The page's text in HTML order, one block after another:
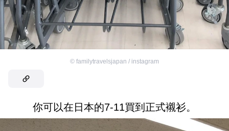
© familytravelsjapan / instagram
你可以在日本的7-11買到正式襯衫。